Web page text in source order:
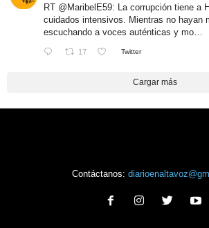
RT @MaribelE59: La corrupción tiene a
cuidados intensivos. Mientras no hayan
escuchando a voces auténticas y mo…
17 Twitter
Cargar más
Contáctanos: